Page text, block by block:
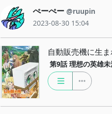
ぺーぺー @ruupin
2023-08-30 15:04
自動販売機に生
第9話 理想の英雄